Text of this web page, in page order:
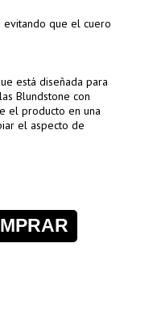
evitando que el cuero
está diseñada para
Blundstone con
el producto en una
el aspecto de